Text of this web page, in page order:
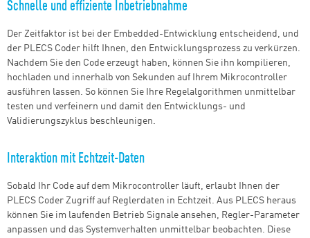
Schnelle und effiziente Inbetriebnahme
Der Zeitfaktor ist bei der Embedded-Entwicklung entscheidend, und
der PLECS Coder hilft Ihnen, den Entwicklungsprozess zu verkürzen.
Nachdem Sie den Code erzeugt haben, können Sie ihn kompilieren,
hochladen und innerhalb von Sekunden auf Ihrem Mikrocontroller
ausführen lassen. So können Sie Ihre Regelalgorithmen unmittelbar
testen und verfeinern und damit den Entwicklungs- und
Validierungszyklus beschleunigen.
Interaktion mit Echtzeit-Daten
Sobald Ihr Code auf dem Mikrocontroller läuft, erlaubt Ihnen der
PLECS Coder Zugriff auf Reglerdaten in Echtzeit. Aus PLECS heraus
können Sie im laufenden Betrieb Signale ansehen, Regler-Parameter
anpassen und das Systemverhalten unmittelbar beobachten. Diese